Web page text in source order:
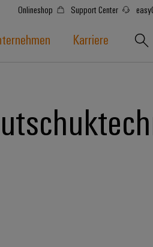
Onlineshop Support Center
Karriere